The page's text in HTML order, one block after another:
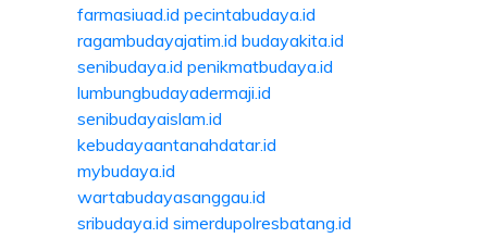
farmasiuad.id pecintabudaya.id
ragambudayajatim.id budayakita.id
senibudaya.id penikmatbudaya.id
lumbungbudayadermaji.id
senibudayaislam.id
kebudayaantanahdatar.id
mybudaya.id
wartabudayasanggau.id
sribudaya.id simerdupolresbatang.id